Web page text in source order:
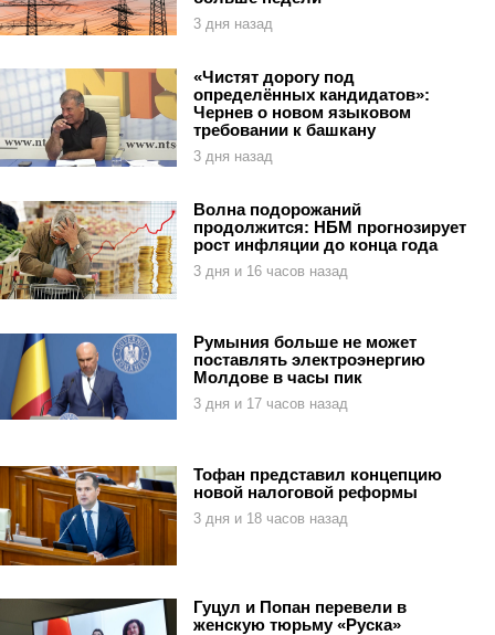
3 дня назад
«Чистят дорогу под
определённых кандидатов»:
Чернев о новом языковом
требовании к башкану
3 дня назад
Волна подорожаний
продолжится: НБМ прогнозирует
рост инфляции до конца года
3 дня и 16 часов назад
Румыния больше не может
поставлять электроэнергию
Молдове в часы пик
3 дня и 17 часов назад
Тофан представил концепцию
новой налоговой реформы
3 дня и 18 часов назад
Гуцул и Попан перевели в
женскую тюрьму «Руска»